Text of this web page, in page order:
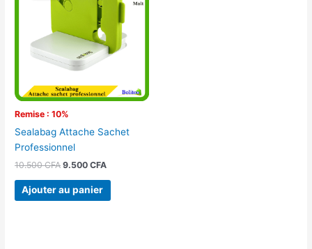
Remise : 10%
Sealabag Attache Sachet
Professionnel
10.500CFA
était :
9.500CFA
est :
9.500 CFA.
Ajouter au panier